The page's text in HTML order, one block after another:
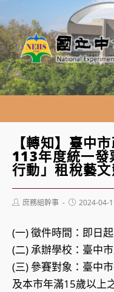
轉
至
主
要
內
【轉知】臺中
113年度統一發
行動」租稅藝
Post庶務組幹事
Post2024-04-
(一) 徵件時間：即日
(二) 承辦學校：臺中
(三) 參賽對象：臺中
及本市年滿15歲以上